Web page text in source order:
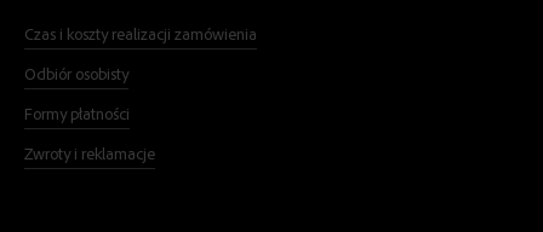
Czas i koszty realizacji zamówienia
Odbiór osobisty
Formy płatności
Zwroty i reklamacje